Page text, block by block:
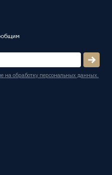
на обработку персональных данных.